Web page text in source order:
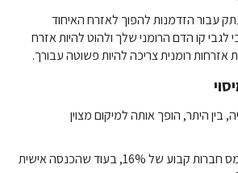
עבור הזדמנות להפוך לאזרח האיחוד
לגבי קו הדם הרומני שלך ולהוט להיות אזרח
אזרחות רומנית צריכה להיות פשוטה עבורך.
היתר, הופך אותה למיקום מצוין
רוב התאגידים משלמים מס חברות קבוע של 16%, בעוד שהכנסה אישית